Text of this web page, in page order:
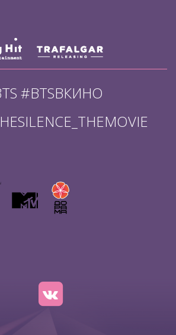
#BTSВКИНО